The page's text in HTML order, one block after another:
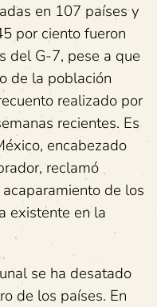
en 107 países y
por ciento fueron
del G-7, pese a que
de la población
realizado por
recientes. Es
encabezado
reclamó
de los
existente en la
se ha desatado
de los países. En